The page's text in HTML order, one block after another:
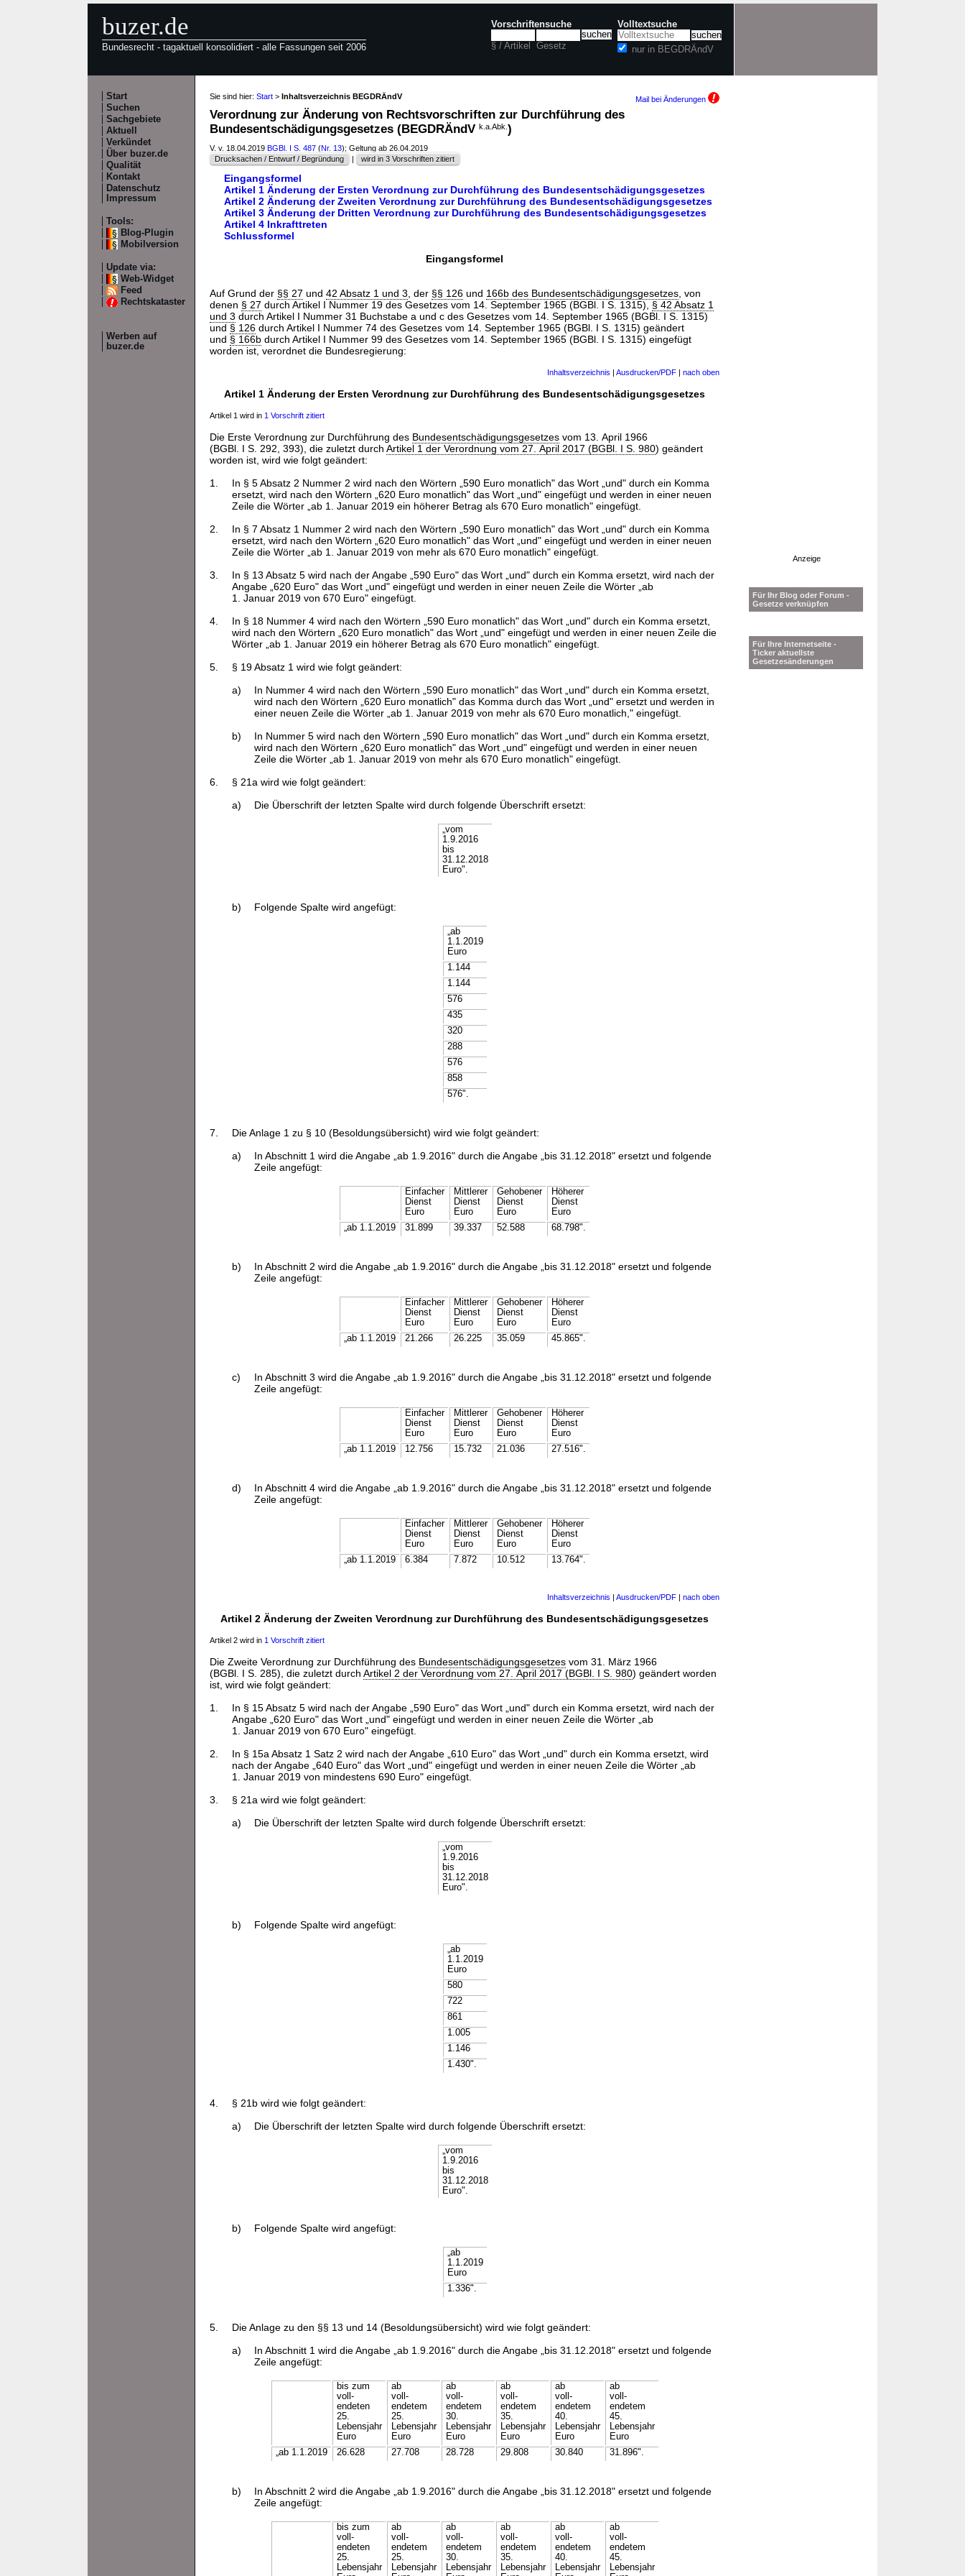
buzer.de
Bundesrecht - tagaktuell konsolidiert - alle Fassungen seit 2006
Vorschriftensuche
§ / Artikel Gesetz
Volltextsuche
nur in BEGDRÄndV
Start
Suchen
Sachgebiete
Aktuell
Verkündet
Über buzer.de
Qualität
Kontakt
Datenschutz
Impressum
Tools:
Blog-Plugin
Mobilversion
Update via:
Web-Widget
Feed
Rechtskataster
Werben auf
buzer.de
Sie sind hier: Start > Inhaltsverzeichnis BEGDRÄndV Mail bei Änderungen
Verordnung zur Änderung von Rechtsvorschriften zur Durchführung des
Bundesentschädigungsgesetzes (BEGDRÄndV k.a.Abk. )
V. v. 18.04.2019 BGBl. I S. 487 (Nr. 13); Geltung ab 26.04.2019
Drucksachen / Entwurf / Begründung
| wird in 3 Vorschriften zitiert
Eingangsformel
Artikel 1 Änderung der Ersten Verordnung zur Durchführung des Bundesentschädigungsgesetzes
Artikel 2 Änderung der Zweiten Verordnung zur Durchführung des Bundesentschädigungsgesetzes
Artikel 3 Änderung der Dritten Verordnung zur Durchführung des Bundesentschädigungsgesetzes
Artikel 4 Inkrafttreten
Schlussformel
Eingangsformel
Auf Grund der §§ 27 und 42 Absatz 1 und 3 , der §§ 126 und 166b des Bundesentschädigungsgesetzes , von
denen § 27 durch Artikel I Nummer 19 des Gesetzes vom 14. September 1965 (BGBl. I S. 1315), § 42 Absatz 1
und 3 durch Artikel I Nummer 31 Buchstabe a und c des Gesetzes vom 14. September 1965 (BGBl. I S. 1315)
und § 126 durch Artikel I Nummer 74 des Gesetzes vom 14. September 1965 (BGBl. I S. 1315) geändert
und § 166b durch Artikel I Nummer 99 des Gesetzes vom 14. September 1965 (BGBl. I S. 1315) eingefügt
worden ist, verordnet die Bundesregierung:
Inhaltsverzeichnis | Ausdrucken/PDF | nach oben
Artikel 1 Änderung der Ersten Verordnung zur Durchführung des Bundesentschädigungsgesetzes
Artikel 1 wird in 1 Vorschrift zitiert
Die Erste Verordnung zur Durchführung des Bundesentschädigungsgesetzes vom 13. April 1966
(BGBl. I S. 292, 393), die zuletzt durch Artikel 1 der Verordnung vom 27. April 2017 (BGBl. I S. 980) geändert
worden ist, wird wie folgt geändert:
1.
In § 5 Absatz 2 Nummer 2 wird nach den Wörtern „590 Euro monatlich" das Wort „und" durch ein Komma
ersetzt, wird nach den Wörtern „620 Euro monatlich" das Wort „und" eingefügt und werden in einer neuen
Zeile die Wörter „ab 1. Januar 2019 ein höherer Betrag als 670 Euro monatlich" eingefügt.
2.
In § 7 Absatz 1 Nummer 2 wird nach den Wörtern „590 Euro monatlich" das Wort „und" durch ein Komma
ersetzt, wird nach den Wörtern „620 Euro monatlich" das Wort „und" eingefügt und werden in einer neuen
Zeile die Wörter „ab 1. Januar 2019 von mehr als 670 Euro monatlich" eingefügt.
3.
In § 13 Absatz 5 wird nach der Angabe „590 Euro" das Wort „und" durch ein Komma ersetzt, wird nach der
Angabe „620 Euro" das Wort „und" eingefügt und werden in einer neuen Zeile die Wörter „ab
1. Januar 2019 von 670 Euro" eingefügt.
4.
In § 18 Nummer 4 wird nach den Wörtern „590 Euro monatlich" das Wort „und" durch ein Komma ersetzt,
wird nach den Wörtern „620 Euro monatlich" das Wort „und" eingefügt und werden in einer neuen Zeile die
Wörter „ab 1. Januar 2019 ein höherer Betrag als 670 Euro monatlich" eingefügt.
5.
§ 19 Absatz 1 wird wie folgt geändert:
a)
In Nummer 4 wird nach den Wörtern „590 Euro monatlich" das Wort „und" durch ein Komma ersetzt,
wird nach den Wörtern „620 Euro monatlich" das Komma durch das Wort „und" ersetzt und werden in
einer neuen Zeile die Wörter „ab 1. Januar 2019 von mehr als 670 Euro monatlich," eingefügt.
b)
In Nummer 5 wird nach den Wörtern „590 Euro monatlich" das Wort „und" durch ein Komma ersetzt,
wird nach den Wörtern „620 Euro monatlich" das Wort „und" eingefügt und werden in einer neuen
Zeile die Wörter „ab 1. Januar 2019 von mehr als 670 Euro monatlich" eingefügt.
6.
§ 21a wird wie folgt geändert:
a)
Die Überschrift der letzten Spalte wird durch folgende Überschrift ersetzt:
„vom
1.9.2016
bis
31.12.2018
Euro".
b) Folgende Spalte wird angefügt:
„ab
1.1.2019
Euro
1.144
1.144
576
435
320
288
576
858
576".
7.
Die Anlage 1 zu § 10 (Besoldungsübersicht) wird wie folgt geändert:
a)
In Abschnitt 1 wird die Angabe „ab 1.9.2016" durch die Angabe „bis 31.12.2018" ersetzt und folgende
Zeile angefügt:
Einfacher
Dienst
Euro
Mittlerer
Dienst
Euro
Gehobener
Dienst
Euro
Höherer
Dienst
Euro
„ab 1.1.2019
31.899 39.337 52.588 68.798".
b)
In Abschnitt 2 wird die Angabe „ab 1.9.2016" durch die Angabe „bis 31.12.2018" ersetzt und folgende
Zeile angefügt:
Einfacher
Dienst
Euro
Mittlerer
Dienst
Euro
Gehobener
Dienst
Euro
Höherer
Dienst
Euro
„ab 1.1.2019
21.266 26.225 35.059 45.865".
c)
In Abschnitt 3 wird die Angabe „ab 1.9.2016" durch die Angabe „bis 31.12.2018" ersetzt und folgende
Zeile angefügt:
Einfacher
Dienst
Euro
Mittlerer
Dienst
Euro
Gehobener
Dienst
Euro
Höherer
Dienst
Euro
„ab 1.1.2019
12.756 15.732 21.036 27.516".
d)
In Abschnitt 4 wird die Angabe „ab 1.9.2016" durch die Angabe „bis 31.12.2018" ersetzt und folgende
Zeile angefügt:
Einfacher
Dienst
Euro
Mittlerer
Dienst
Euro
Gehobener
Dienst
Euro
Höherer
Dienst
Euro
„ab 1.1.2019
6.384 7.872 10.512 13.764".
Inhaltsverzeichnis | Ausdrucken/PDF | nach oben
Artikel 2 Änderung der Zweiten Verordnung zur Durchführung des Bundesentschädigungsgesetzes
Artikel 2 wird in 1 Vorschrift zitiert
Die Zweite Verordnung zur Durchführung des Bundesentschädigungsgesetzes vom 31. März 1966
(BGBl. I S. 285), die zuletzt durch Artikel 2 der Verordnung vom 27. April 2017 (BGBl. I S. 980) geändert worden
ist, wird wie folgt geändert:
1.
In § 15 Absatz 5 wird nach der Angabe „590 Euro" das Wort „und" durch ein Komma ersetzt, wird nach der
Angabe „620 Euro" das Wort „und" eingefügt und werden in einer neuen Zeile die Wörter „ab
1. Januar 2019 von 670 Euro" eingefügt.
2.
In § 15a Absatz 1 Satz 2 wird nach der Angabe „610 Euro" das Wort „und" durch ein Komma ersetzt, wird
nach der Angabe „640 Euro" das Wort „und" eingefügt und werden in einer neuen Zeile die Wörter „ab
1. Januar 2019 von mindestens 690 Euro" eingefügt.
3.
§ 21a wird wie folgt geändert:
a)
Die Überschrift der letzten Spalte wird durch folgende Überschrift ersetzt:
„vom
1.9.2016
bis
31.12.2018
Euro".
b) Folgende Spalte wird angefügt:
„ab
1.1.2019
Euro
580
722
861
1.005
1.146
1.430".
4.
§ 21b wird wie folgt geändert:
a)
Die Überschrift der letzten Spalte wird durch folgende Überschrift ersetzt:
„vom
1.9.2016
bis
31.12.2018
Euro".
b) Folgende Spalte wird angefügt:
„ab
1.1.2019
Euro
1.336".
5.
Die Anlage zu den §§ 13 und 14 (Besoldungsübersicht) wird wie folgt geändert:
a)
In Abschnitt 1 wird die Angabe „ab 1.9.2016" durch die Angabe „bis 31.12.2018" ersetzt und folgende
Zeile angefügt:
bis zum
voll-
endeten
25.
Lebensjahr
Euro
ab
voll-
endetem
25.
Lebensjahr
Euro
ab
voll-
endetem
30.
Lebensjahr
Euro
ab
voll-
endetem
35.
Lebensjahr
Euro
ab
voll-
endetem
40.
Lebensjahr
Euro
ab
voll-
endetem
45.
Lebensjahr
Euro
„ab 1.1.2019
26.628 27.708 28.728 29.808 30.840 31.896".
b)
In Abschnitt 2 wird die Angabe „ab 1.9.2016" durch die Angabe „bis 31.12.2018" ersetzt und folgende
Zeile angefügt:
bis zum
voll-
endeten
25.
Lebensjahr
ab
voll-
endetem
25.
Lebensjahr
ab
voll-
endetem
30.
Lebensjahr
ab
voll-
endetem
35.
Lebensjahr
ab
voll-
endetem
40.
Lebensjahr
ab
voll-
endetem
45.
Lebensjahr
Anzeige
Für Ihr Blog oder Forum -
Gesetze verknüpfen
Für Ihre Internetseite -
Ticker aktuellste
Gesetzesänderungen